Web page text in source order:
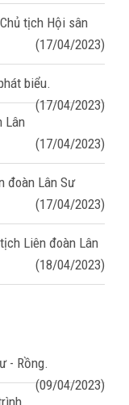
tịch Hội sân
(17/04/2023)
biểu.
(17/04/2023)
Lân
(17/04/2023)
đoàn Lân Sư
(17/04/2023)
Liên đoàn Lân
(18/04/2023)
- Rồng.
(09/04/2023)